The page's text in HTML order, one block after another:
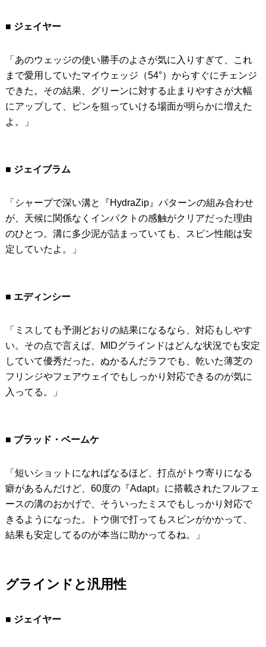
■ ジェイヤー
「あのウェッジの使い勝手のよさが気に入りすぎて、これ
まで愛用していたマイウェッジ（54°）からすぐにチェンジ
できた。その結果、グリーンに対する止まりやすさが大幅
にアップして、ピンを狙っていける場面が明らかに増えた
よ。」
■ ジェイブラム
「シャープで深い溝と『HydraZip』パターンの組み合わせ
が、天候に関係なくインパクトの感触がクリアだった理由
のひとつ。溝に多少泥が詰まっていても、スピン性能は安
定していたよ。」
■ エディンシー
「ミスしても予測どおりの結果になるなら、対応もしやす
い。その点で言えば、MIDグラインドはどんな状況でも安定
していて優秀だった。ぬかるんだラフでも、乾いた薄芝の
フリンジやフェアウェイでもしっかり対応できるのが気に
入ってる。」
■ ブラッド・ベームケ
「短いショットになればなるほど、打点がトウ寄りになる
癖があるんだけど、60度の『Adapt』に搭載されたフルフェ
ースの溝のおかげで、そういったミスでもしっかり対応で
きるようになった。トウ側で打ってもスピンがかかって、
結果も安定してるのが本当に助かってるね。」
グラインドと汎用性
■ ジェイヤー